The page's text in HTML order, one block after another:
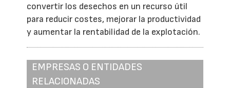
convertir los desechos en un recurso útil
para reducir costes, mejorar la productividad
y aumentar la rentabilidad de la explotación.
EMPRESAS O ENTIDADES
RELACIONADAS